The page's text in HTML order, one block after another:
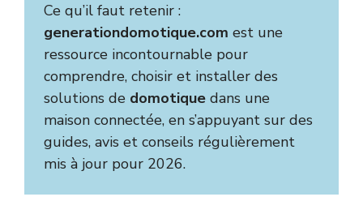
Ce qu’il faut retenir :
generationdomotique.com est une
ressource incontournable pour
comprendre, choisir et installer des
solutions de domotique dans une
maison connectée, en s’appuyant sur des
guides, avis et conseils régulièrement
mis à jour pour 2026.